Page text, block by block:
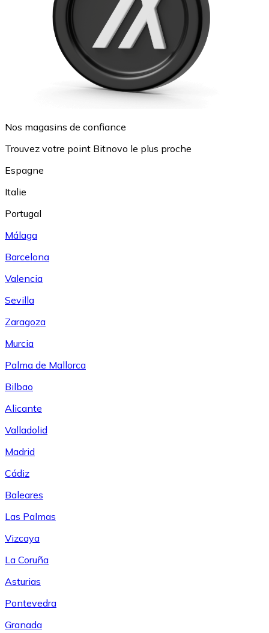
Nos magasins de confiance
Trouvez votre point Bitnovo le plus proche
Espagne
Italie
Portugal
Málaga
Barcelona
Valencia
Sevilla
Zaragoza
Murcia
Palma de Mallorca
Bilbao
Alicante
Valladolid
Madrid
Cádiz
Baleares
Las Palmas
Vizcaya
La Coruña
Asturias
Pontevedra
Granada